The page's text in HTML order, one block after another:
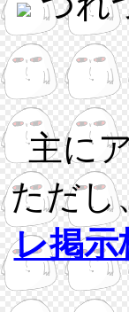
主に
ただし
レ掲示